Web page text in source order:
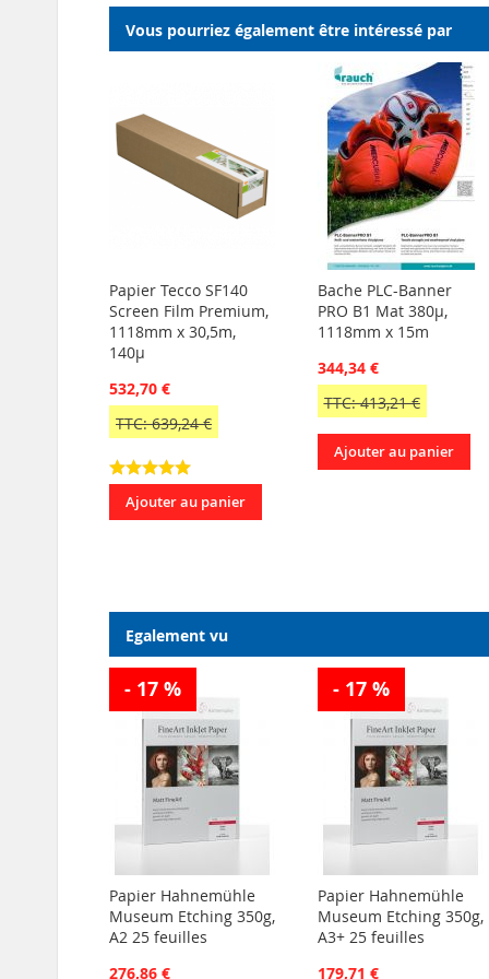
D’ENVIE
Vous pourriez également être intéressé par
Papier Tecco SF140
Screen Film Premium,
1118mm x 30,5m,
140µ
532,70 €
TTC: 639,24 €
Ajouter au panier
Bache PLC-Banner
PRO B1 Mat 380µ,
1118mm x 15m
344,34 €
TTC: 413,21 €
Ajouter au panier
Egalement vu
- 17 %
Papier Hahnemühle
Museum Etching 350g,
A2 25 feuilles
276,86 €
- 17 %
Papier Hahnemühle
Museum Etching 350g,
A3+ 25 feuilles
179,71 €